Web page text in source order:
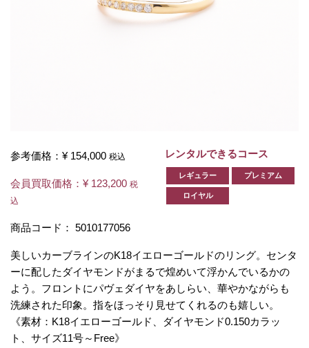
参考価格： ¥ 154,000 税込
会員買取価格： ¥ 123,200 税
込
商品コード： 5010177056
レンタルできるコース
レギュラー プレミアム
ロイヤル
美しいカーブラインのK18イエローゴールドのリング。センタ
ーに配したダイヤモンドがまるで煌めいて浮かんでいるかの
よう。フロントにパヴェダイヤをあしらい、華やかながらも
洗練された印象。指をほっそり見せてくれるのも嬉しい。
《素材：K18イエローゴールド、ダイヤモンド0.150カラッ
ト、サイズ11号～Free》